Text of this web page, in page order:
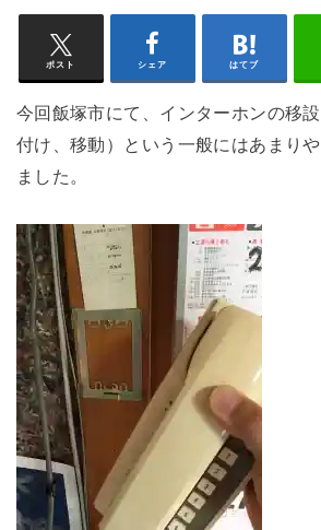
ポスト シェア はてブ
今回飯塚市にて、インターホンの移
付け、移動）という一般にはあまり
ました。